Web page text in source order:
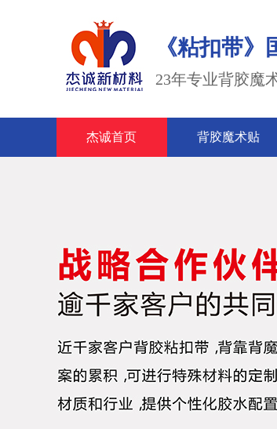
《粘扣带》
23年专业背胶魔
杰诚首页 背胶魔术贴